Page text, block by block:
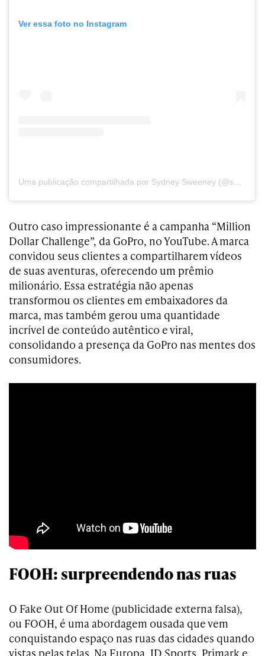
Ver essa foto no Instagram
Uma publicação compartilhada por Sydney Sweeney (@sydney_sweeney)
Outro caso impressionante é a campanha “Million
Dollar Challenge”, da GoPro, no YouTube. A marca
convidou seus clientes a compartilharem vídeos
de suas aventuras, oferecendo um prêmio
milionário. Essa estratégia não apenas
transformou os clientes em embaixadores da
marca, mas também gerou uma quantidade
incrível de conteúdo autêntico e viral,
consolidando a presença da GoPro nas mentes dos
consumidores.
FOOH: surpreendendo nas ruas
O Fake Out Of Home (publicidade externa falsa),
ou FOOH, é uma abordagem ousada que vem
conquistando espaço nas ruas das cidades quando
vistas pelas telas. Na Europa, JD Sports, Primark e